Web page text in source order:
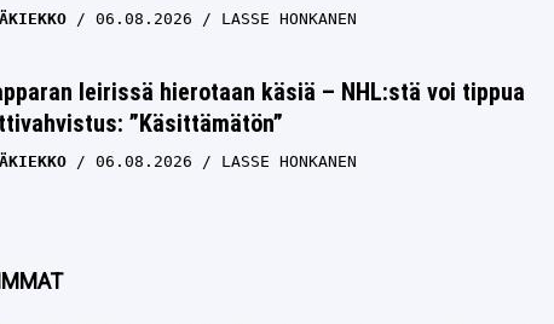
06.08.2026 LASSE HONKANEN
leirissä hierotaan käsiä – NHL:stä voi tippua
”Käsittämätön”
06.08.2026 LASSE HONKANEN